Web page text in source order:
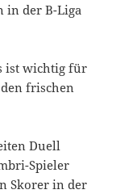
in der B-Liga
ist wichtig für
frischen
Duell
Spieler
Skorer in der